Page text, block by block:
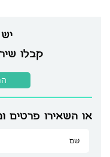
קבלו
או השאירו פרטים